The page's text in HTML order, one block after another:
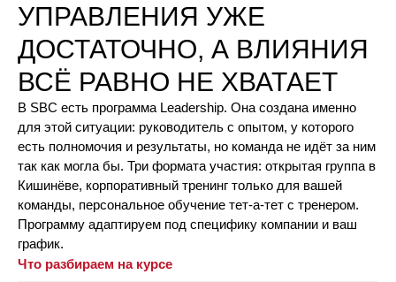
УПРАВЛЕНИЯ УЖЕ
ДОСТАТОЧНО, А ВЛИЯНИЯ
ВСЁ РАВНО НЕ ХВАТАЕТ
В SBC есть программа Leadership. Она создана именно
для этой ситуации: руководитель с опытом, у которого
есть полномочия и результаты, но команда не идёт за ним
так как могла бы. Три формата участия: открытая группа в
Кишинёве, корпоративный тренинг только для вашей
команды, персональное обучение тет-а-тет с тренером.
Программу адаптируем под специфику компании и ваш
график.
Что разбираем на курсе